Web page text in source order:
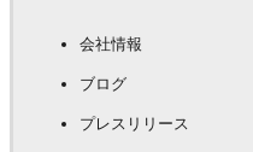
会社情報
ブログ
プレスリリース